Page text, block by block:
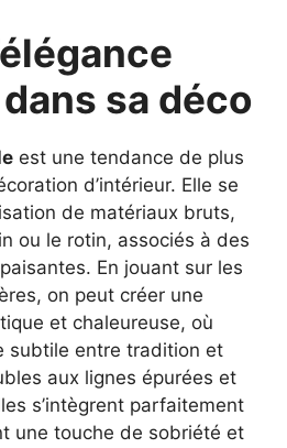
sa déco
est une tendance de plus
d’intérieur. Elle se
de matériaux bruts,
ou le rotin, associés à des
En jouant sur les
on peut créer une
et chaleureuse, où
subtile entre tradition et
aux lignes épurées et
s’intègrent parfaitement
une touche de sobriété et